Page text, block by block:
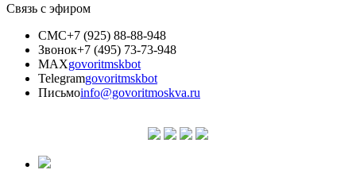
Связь с эфиром
СМС+7 (925) 88-88-948
Звонок+7 (495) 73-73-948
MAXgovoritmskbot
Telegramgovoritmskbot
Письмоinfo@govoritmoskva.ru